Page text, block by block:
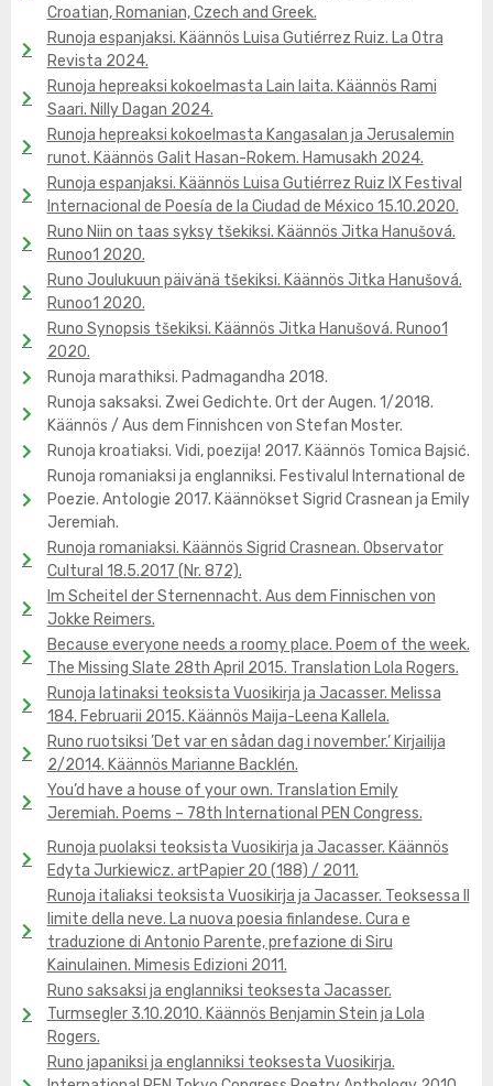
Croatian, Romanian, Czech and Greek.
Runoja espanjaksi. Käännös Luisa Gutiérrez Ruiz. La Otra
Revista 2024.
Runoja hepreaksi kokoelmasta Lain laita. Käännös Rami
Saari. Nilly Dagan 2024.
Runoja hepreaksi kokoelmasta Kangasalan ja Jerusalemin
runot. Käännös Galit Hasan-Rokem. Hamusakh 2024.
Runoja espanjaksi. Käännös Luisa Gutiérrez Ruiz IX Festival
Internacional de Poesía de la Ciudad de México 15.10.2020.
Runo Niin on taas syksy tšekiksi. Käännös Jitka Hanušová.
Runoo1 2020.
Runo Joulukuun päivänä tšekiksi. Käännös Jitka Hanušová.
Runoo1 2020.
Runo Synopsis tšekiksi. Käännös Jitka Hanušová. Runoo1
2020.
Runoja marathiksi. Padmagandha 2018.
Runoja saksaksi. Zwei Gedichte. Ort der Augen. 1/2018.
Käännös / Aus dem Finnishcen von Stefan Moster.
Runoja kroatiaksi. Vidi, poezija! 2017. Käännös Tomica Bajsić.
Runoja romaniaksi ja englanniksi. Festivalul International de
Poezie. Antologie 2017. Käännökset Sigrid Crasnean ja Emily
Jeremiah.
Runoja romaniaksi. Käännös Sigrid Crasnean. Observator
Cultural 18.5.2017 (Nr. 872).
Im Scheitel der Sternennacht. Aus dem Finnischen von
Jokke Reimers.
Because everyone needs a roomy place. Poem of the week.
The Missing Slate 28th April 2015. Translation Lola Rogers.
Runoja latinaksi teoksista Vuosikirja ja Jacasser. Melissa
184. Februarii 2015. Käännös Maija-Leena Kallela.
Runo ruotsiksi ’Det var en sådan dag i november.’ Kirjailija
2/2014. Käännös Marianne Backlén.
You’d have a house of your own. Translation Emily
Jeremiah. Poems – 78th International PEN Congress.
Runoja puolaksi teoksista Vuosikirja ja Jacasser. Käännös
Edyta Jurkiewicz. artPapier 20 (188) / 2011.
Runoja italiaksi teoksista Vuosikirja ja Jacasser. Teoksessa Il
limite della neve. La nuova poesia finlandese. Cura e
traduzione di Antonio Parente, prefazione di Siru
Kainulainen. Mimesis Edizioni 2011.
Runo saksaksi ja englanniksi teoksesta Jacasser.
Turmsegler 3.10.2010. Käännös Benjamin Stein ja Lola
Rogers.
Runo japaniksi ja englanniksi teoksesta Vuosikirja.